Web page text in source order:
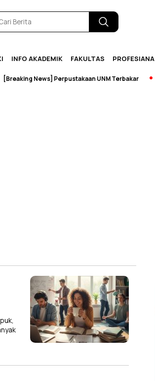
INFO AKADEMIK FAKULTAS PROFESIANA
News] Perpustakaan UNM Terbakar